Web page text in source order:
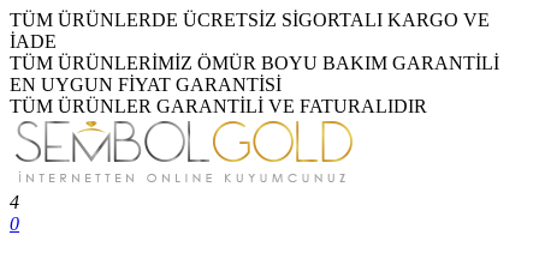
TÜM ÜRÜNLERDE ÜCRETSİZ SİGORTALI KARGO VE
İADE
TÜM ÜRÜNLERİMİZ ÖMÜR BOYU BAKIM GARANTİLİ
EN UYGUN FİYAT GARANTİSİ
TÜM ÜRÜNLER GARANTİLİ VE FATURALIDIR
4
0